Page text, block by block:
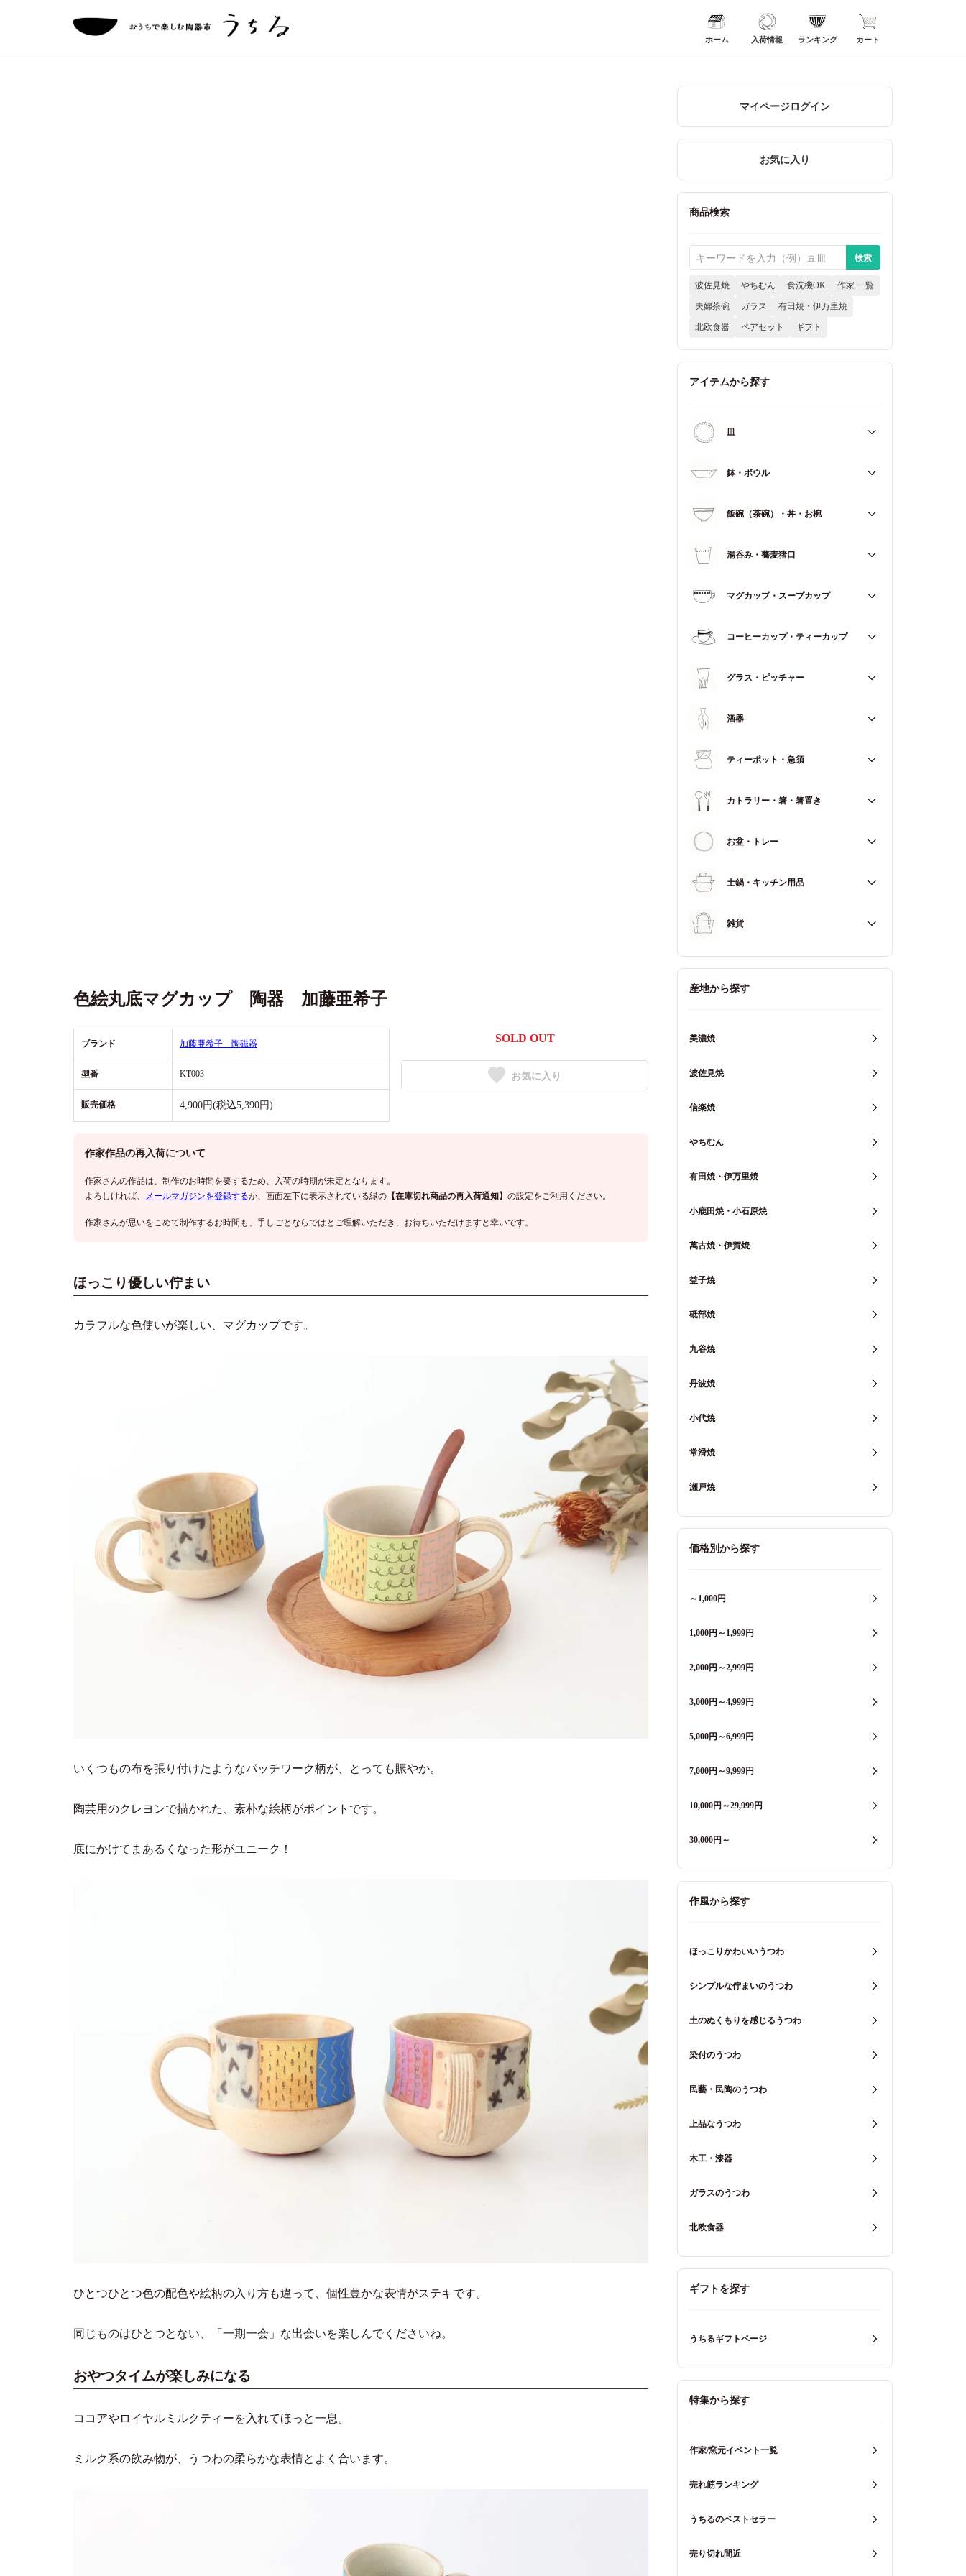
ホーム 入荷情報 ランキング カート
色絵丸底マグカップ 陶器 加藤亜希子
ブランド 加藤亜希子 陶磁器
型番 KT003
販売価格 4,900円(税込5,390円)
SOLD OUT
お気に入り
作家作品の再入荷について
作家さんの作品は、制作のお時間を要するため、入荷の時期が未定となります。
よろしければ、
メールマガジンを登録するか、画面左下に表示されている緑の 【在庫切れ商品の再入荷通知】 の設定をご利用ください。
作家さんが思いをこめて制作するお時間も、手しごとならではとご理解いただき、お待ちいただけますと幸いです。
ほっこり優しい佇まい
カラフルな色使いが楽しい、マグカップです。
いくつもの布を張り付けたようなパッチワーク柄が、とっても賑やか。
陶芸用のクレヨンで描かれた、素朴な絵柄がポイントです。
底にかけてまあるくなった形がユニーク！
ひとつひとつ色の配色や絵柄の入り方も違って、個性豊かな表情がステキです。
同じものはひとつとない、「一期一会」な出会いを楽しんでくださいね。
おやつタイムが楽しみになる
ココアやロイヤルミルクティーを入れてほっと一息。
ミルク系の飲み物が、うつわの柔らかな表情とよく合います。
マイページログイン
お気に入り
商品検索
波佐見焼 やちむん 食洗機OK 作家 一覧
夫婦茶碗 ガラス 有田焼・伊万里焼
北欧食器 ペアセット ギフト
アイテムから探す
皿
すべて
取皿・中皿（15～20cm）
鉢・ボウル
すべて
中鉢（13～17cm）
飯碗（茶碗）・丼・お椀
すべて
丼（どんぶり）
湯呑み・蕎麦猪口
蕎麦猪口（そばちょこ）
マグカップ・スープカップ
スープカップ
コーヒーカップ・ティーカップ
グラス・ピッチャー
すべて
酒器
お猪口（おちょこ）
ティーポット・急須
カトラリー・箸・箸置き
すべて
箸
お盆・トレー
すべて
土鍋・キッチン用品
すべて
キッチン用品
重箱・弁当箱
雑貨
すべて
産地から探す
美濃焼
波佐見焼
信楽焼
やちむん
有田焼・伊万里焼
小鹿田焼・小石原焼
萬古焼・伊賀焼
益子焼
砥部焼
九谷焼
丹波焼
小代焼
常滑焼
瀬戸焼
価格別から探す
～1,000円
1,000円～1,999円
2,000円～2,999円
3,000円～4,999円
5,000円～6,999円
7,000円～9,999円
10,000円～29,999円
30,000円～
作風から探す
ほっこりかわいいうつわ
シンプルな佇まいのうつわ
土のぬくもりを感じるうつわ
染付のうつわ
民藝・民陶のうつわ
上品なうつわ
木工・漆器
ガラスのうつわ
北欧食器
ギフトを探す
うちるギフトページ
特集から探す
作家/窯元イベント一覧
売れ筋ランキング
うちるのベストセラー
売り切れ間近